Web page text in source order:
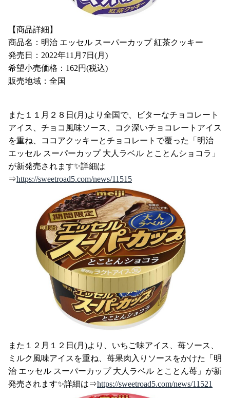
【商品詳細】
商品名：明治 エッセル スーパーカップ 紅茶クッキー
発売日：2022年11月7日(月)
希望小売価格：162円(税込)
販売地域：全国
また１１月２８日(月)より全国で、ビターなチョコレート
アイス、チョコ風味ソース、コク深いチョコレートアイス
を重ね、ココアクッキーとチョコレートで覆った「明治
エッセル スーパーカップ 大人ラベル とことんショコラ」
が新発売されます✨詳細は
⇒https://sweetroad5.com/news/11515
また１２月１２日(月)より、いちご味アイス、苺ソース、
ミルク風味アイスを重ね、苺果肉入りソースをかけた「明
治 エッセル スーパーカップ 大人ラベル とことん苺」が新
発売されます✨詳細は⇒https://sweetroad5.com/news/11521